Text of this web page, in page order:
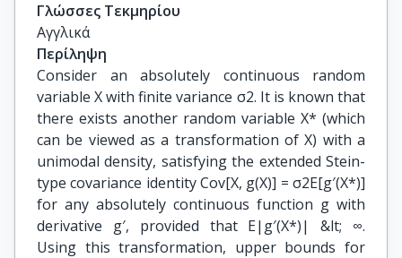
Γλώσσες Τεκμηρίου
Αγγλικά
Περίληψη
Consider an absolutely continuous random
variable X with finite variance σ2. It is known that
there exists another random variable X* (which
can be viewed as a transformation of X) with a
unimodal density, satisfying the extended Stein-
type covariance identity Cov[X, g(X)] = σ2E[g′(X*)]
for any absolutely continuous function g with
derivative g′, provided that E|g′(X*)| &lt; ∞.
Using this transformation, upper bounds for